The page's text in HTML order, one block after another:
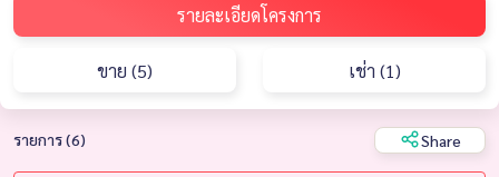
รายละเอียดโครงการ
ขาย (5) เช่า (1)
รายการ (6) Share